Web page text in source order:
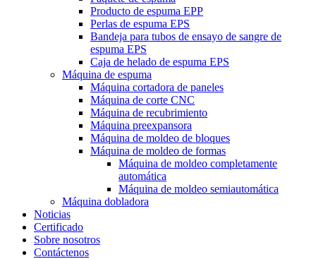
Producto de espuma EPP
Perlas de espuma EPS
Bandeja para tubos de ensayo de sangre de
espuma EPS
Caja de helado de espuma EPS
Máquina de espuma
Máquina cortadora de paneles
Máquina de corte CNC
Máquina de recubrimiento
Máquina preexpansora
Máquina de moldeo de bloques
Máquina de moldeo de formas
Máquina de moldeo completamente
automática
Máquina de moldeo semiautomática
Máquina dobladora
Noticias
Certificado
Sobre nosotros
Contáctenos